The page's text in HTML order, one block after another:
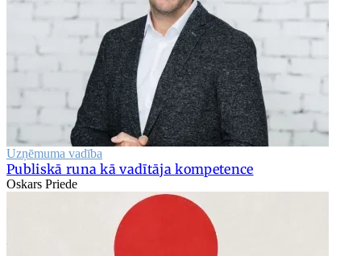
Uzņēmuma vadība
Publiskā runa kā vadītāja kompetence
Oskars Priede